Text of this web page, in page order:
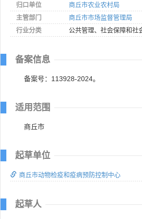
归口单位
商丘市农业农村局
主管部门
商丘市市场监督管理局
行业分类
公共管理、社会保障和社
备案信息
备案号：113928-2024。
适用范围
商丘市
起草单位
商丘市动物检疫和疫病预防控制中心
起草人